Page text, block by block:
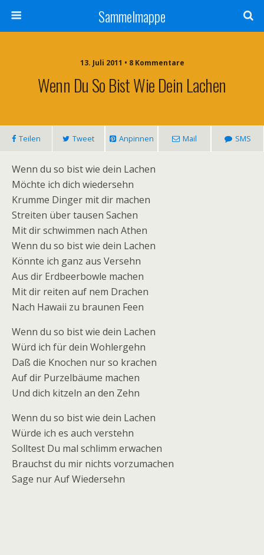
Sammelmappe
13. Juli 2011 • 8 Kommentare
Wenn Du So Bist Wie Dein Lachen
Teilen Tweet Anpinnen Mail SMS
Wenn du so bist wie dein Lachen
Möchte ich dich wiedersehn
Krumme Dinger mit dir machen
Streiten über tausen Sachen
Mit dir schwimmen nach Athen
Wenn du so bist wie dein Lachen
Könnte ich ganz aus Versehn
Aus dir Erdbeerbowle machen
Mit dir reiten auf nem Drachen
Nach Hawaii zu braunen Feen
Wenn du so bist wie dein Lachen
Würd ich für dein Wohlergehn
Daß die Knochen nur so krachen
Auf dir Purzelbäume machen
Und dich kitzeln an den Zehn
Wenn du so bist wie dein Lachen
Würde ich es auch verstehn
Solltest Du mal schlimm erwachen
Brauchst du mir nichts vorzumachen
Sage nur Auf Wiedersehn